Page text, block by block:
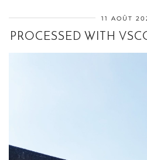
11 AOÛT
PROCESSED WITH